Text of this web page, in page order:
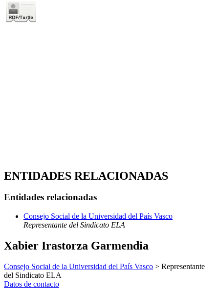
ENTIDADES RELACIONADAS
Entidades relacionadas
Consejo Social de la Universidad del País Vasco
Representante del Sindicato ELA
Xabier Irastorza Garmendia
Consejo Social de la Universidad del País Vasco > Representante
del Sindicato ELA
Datos de contacto